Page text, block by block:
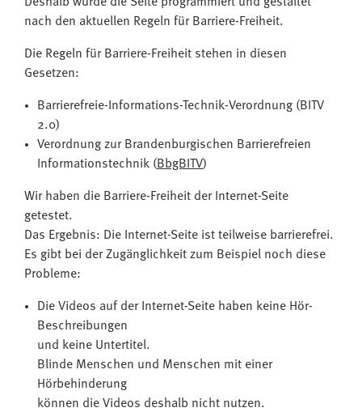
Deshalb wurde die Seite programmiert und gestaltet
nach den aktuellen Regeln für Barriere-Freiheit.
Die Regeln für Barriere-Freiheit stehen in diesen
Gesetzen:
Barrierefreie-Informations-Technik-Verordnung (BITV
2.0)
Verordnung zur Brandenburgischen Barrierefreien
Informationstechnik (BbgBITV)
Wir haben die Barriere-Freiheit der Internet-Seite
getestet.
Das Ergebnis: Die Internet-Seite ist teilweise barrierefrei.
Es gibt bei der Zugänglichkeit zum Beispiel noch diese
Probleme:
Die Videos auf der Internet-Seite haben keine Hör-
Beschreibungen
und keine Untertitel.
Blinde Menschen und Menschen mit einer
Hörbehinderung
können die Videos deshalb nicht nutzen.